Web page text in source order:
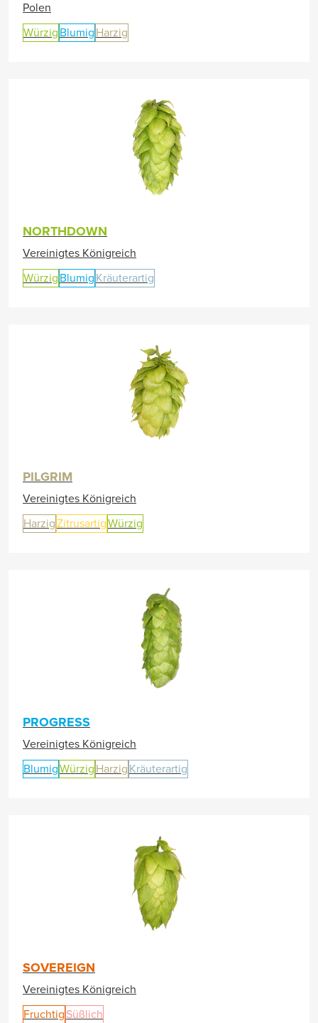
Polen
Würzig Blumig Harzig
NORTHDOWN
Vereinigtes Königreich
Würzig Blumig Kräuterartig
PILGRIM
Vereinigtes Königreich
HarzigZitrusartigWürzig
PROGRESS
Vereinigtes Königreich
BlumigWürzig Harzig Kräuterartig
SOVEREIGN
Vereinigtes Königreich
Fruchtig Süßlich